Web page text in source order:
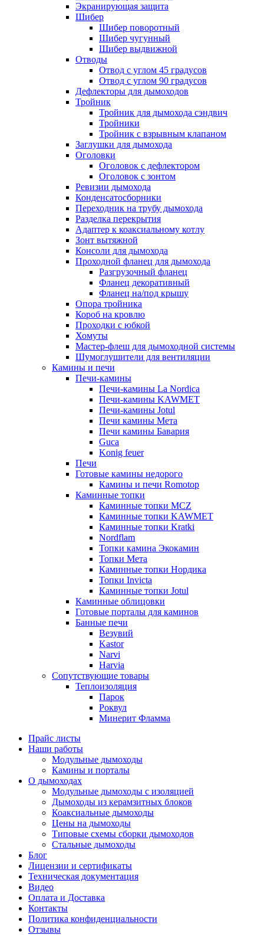
Экранирующая защита
Шибер
Шибер поворотный
Шибер чугунный
Шибер выдвижной
Отводы
Отвод с углом 45 градусов
Отвод с углом 90 градусов
Дефлекторы для дымоходов
Тройник
Тройник для дымохода сэндвич
Тройники
Тройник с взрывным клапаном
Заглушки для дымохода
Оголовки
Оголовок с дефлектором
Оголовок с зонтом
Ревизии дымохода
Конденсатосборники
Переходник на трубу дымохода
Разделка перекрытия
Адаптер к коаксиальному котлу
Зонт вытяжной
Консоли для дымохода
Проходной фланец для дымохода
Разгрузочный фланец
Фланец декоративный
Фланец на/под крышу
Опора тройника
Короб на кровлю
Проходки с юбкой
Хомуты
Мастер-флеш для дымоходной системы
Шумоглушители для вентиляции
Камины и печи
Печи-камины
Печи-камины La Nordica
Печи-камины KAWMET
Печи-камины Jotul
Печи камины Мета
Печи камины Бавария
Guca
Konig feuer
Печи
Готовые камины недорого
Камины и печи Romotop
Каминные топки
Каминные топки MCZ
Каминные топки KAWMET
Каминные топки Kratki
Nordflam
Топки камина Экокамин
Топки Мета
Каминные топки Нордика
Топки Invicta
Каминные топки Jotul
Каминные облицовки
Готовые порталы для каминов
Банные печи
Везувий
Kastor
Narvi
Harvia
Сопутствующие товары
Теплоизоляция
Парок
Роквул
Минерит Фламма
Прайс листы
Наши работы
Модульные дымоходы
Камины и порталы
О дымоходах
Модульные дымоходы с изоляцией
Дымоходы из керамзитных блоков
Коаксиальные дымоходы
Цены на дымоходы
Типовые схемы сборки дымоходов
Стальные дымоходы
Блог
Лицензии и сертификаты
Техническая документация
Видео
Оплата и Доставка
Контакты
Политика конфиденциальности
Отзывы